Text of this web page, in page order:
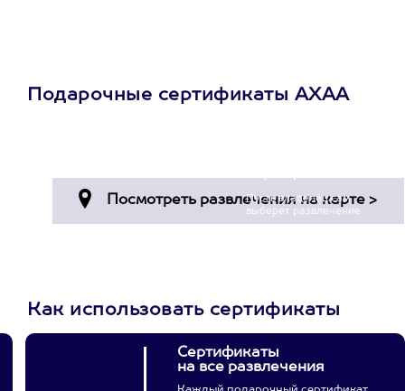
Подарочные сертификаты АХАА
Пусть владелец сам
выберет развлечение.
Как использовать сертификаты
Сертификаты
на все развлечения